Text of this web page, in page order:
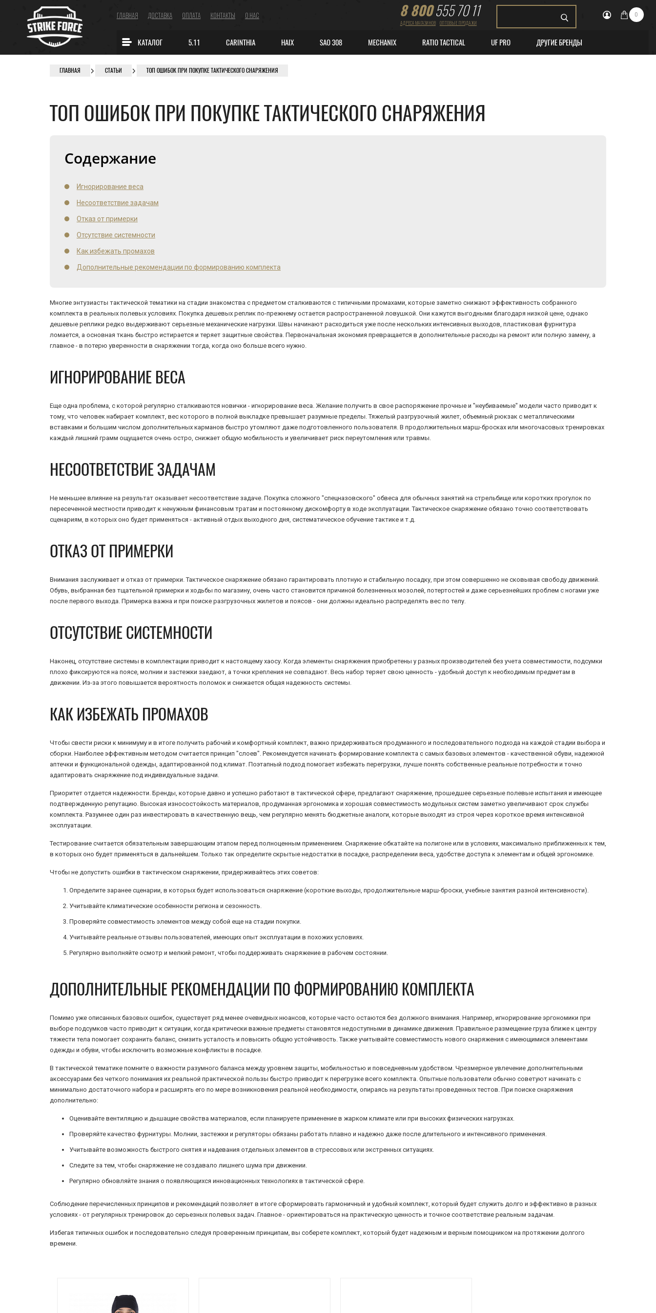
ГЛАВНАЯ ДОСТАВКА ОПЛАТА КОНТАКТЫ О НАС 8 800555 70 11
АДРЕСА МАГАЗИНОВ ОПТОВЫЕ ПРОДАЖИ
0
КАТАЛОГ 5.11 CARINTHIA HAIX SAO 308 MECHANIX RATIO TACTICAL UF PRO ДРУГИЕ БРЕНДЫ
ГЛАВНАЯ СТАТЬИ ТОП ОШИБОК ПРИ ПОКУПКЕ ТАКТИЧЕСКОГО СНАРЯЖЕНИЯ
ТОП ОШИБОК ПРИ ПОКУПКЕ ТАКТИЧЕСКОГО СНАРЯЖЕНИЯ
Содержание
Игнорирование веса
Несоответствие задачам
Отказ от примерки
Отсутствие системности
Как избежать промахов
Дополнительные рекомендации по формированию комплекта
Многие энтузиасты тактической тематики на стадии знакомства с предметом сталкиваются с типичными промахами, которые заметно снижают эффективность собранного
комплекта в реальных полевых условиях. Покупка дешевых реплик по-прежнему остается распространенной ловушкой. Они кажутся выгодными благодаря низкой цене, однако
дешевые реплики редко выдерживают серьезные механические нагрузки. Швы начинают расходиться уже после нескольких интенсивных выходов, пластиковая фурнитура
ломается, а основная ткань быстро истирается и теряет защитные свойства. Первоначальная экономия превращается в дополнительные расходы на ремонт или полную замену, а
главное - в потерю уверенности в снаряжении тогда, когда оно больше всего нужно.
ИГНОРИРОВАНИЕ ВЕСА
Еще одна проблема, с которой регулярно сталкиваются новички - игнорирование веса. Желание получить в свое распоряжение прочные и "неубиваемые" модели часто приводит к
тому, что человек набирает комплект, вес которого в полной выкладке превышает разумные пределы. Тяжелый разгрузочный жилет, объемный рюкзак с металлическими
вставками и большим числом дополнительных карманов быстро утомляют даже подготовленного пользователя. В продолжительных марш-бросках или многочасовых тренировках
каждый лишний грамм ощущается очень остро, снижает общую мобильность и увеличивает риск переутомления или травмы.
НЕСООТВЕТСТВИЕ ЗАДАЧАМ
Не меньшее влияние на результат оказывает несоответствие задаче. Покупка сложного "спецназовского" обвеса для обычных занятий на стрельбище или коротких прогулок по
пересеченной местности приводит к ненужным финансовым тратам и постоянному дискомфорту в ходе эксплуатации. Тактическое снаряжение обязано точно соответствовать
сценариям, в которых оно будет применяться - активный отдых выходного дня, систематическое обучение тактике и т.д.
ОТКАЗ ОТ ПРИМЕРКИ
Внимания заслуживает и отказ от примерки. Тактическое снаряжение обязано гарантировать плотную и стабильную посадку, при этом совершенно не сковывая свободу движений.
Обувь, выбранная без тщательной примерки и ходьбы по магазину, очень часто становится причиной болезненных мозолей, потертостей и даже серьезнейших проблем с ногами уже
после первого выхода. Примерка важна и при поиске разгрузочных жилетов и поясов - они должны идеально распределять вес по телу.
ОТСУТСТВИЕ СИСТЕМНОСТИ
Наконец, отсутствие системы в комплектации приводит к настоящему хаосу. Когда элементы снаряжения приобретены у разных производителей без учета совместимости, подсумки
плохо фиксируются на поясе, молнии и застежки заедают, а точки крепления не совпадают. Весь набор теряет свою ценность - удобный доступ к необходимым предметам в
движении. Из-за этого повышается вероятность поломок и снижается общая надежность системы.
КАК ИЗБЕЖАТЬ ПРОМАХОВ
Чтобы свести риски к минимуму и в итоге получить рабочий и комфортный комплект, важно придерживаться продуманного и последовательного подхода на каждой стадии выбора и
сборки. Наиболее эффективным методом считается принцип "слоев". Рекомендуется начинать формирование комплекта с самых базовых элементов - качественной обуви, надежной
аптечки и функциональной одежды, адаптированной под климат. Поэтапный подход помогает избежать перегрузки, лучше понять собственные реальные потребности и точно
адаптировать снаряжение под индивидуальные задачи.
Приоритет отдается надежности. Бренды, которые давно и успешно работают в тактической сфере, предлагают снаряжение, прошедшее серьезные полевые испытания и имеющее
подтвержденную репутацию. Высокая износостойкость материалов, продуманная эргономика и хорошая совместимость модульных систем заметно увеличивают срок службы
комплекта. Разумнее один раз инвестировать в качественную вещь, чем регулярно менять бюджетные аналоги, которые выходят из строя через короткое время интенсивной
эксплуатации.
Тестирование считается обязательным завершающим этапом перед полноценным применением. Снаряжение обкатайте на полигоне или в условиях, максимально приближенных к тем,
в которых оно будет применяться в дальнейшем. Только так определите скрытые недостатки в посадке, распределении веса, удобстве доступа к элементам и общей эргономике.
Чтобы не допустить ошибки в тактическом снаряжении, придерживайтесь этих советов:
Определите заранее сценарии, в которых будет использоваться снаряжение (короткие выходы, продолжительные марш-броски, учебные занятия разной интенсивности).
Учитывайте климатические особенности региона и сезонность.
Проверяйте совместимость элементов между собой еще на стадии покупки.
Учитывайте реальные отзывы пользователей, имеющих опыт эксплуатации в похожих условиях.
Регулярно выполняйте осмотр и мелкий ремонт, чтобы поддерживать снаряжение в рабочем состоянии.
ДОПОЛНИТЕЛЬНЫЕ РЕКОМЕНДАЦИИ ПО ФОРМИРОВАНИЮ КОМПЛЕКТА
Помимо уже описанных базовых ошибок, существует ряд менее очевидных нюансов, которые часто остаются без должного внимания. Например, игнорирование эргономики при
выборе подсумков часто приводит к ситуации, когда критически важные предметы становятся недоступными в динамике движения. Правильное размещение груза ближе к центру
тяжести тела помогает сохранить баланс, снизить усталость и повысить общую устойчивость. Также учитывайте совместимость нового снаряжения с имеющимися элементами
одежды и обуви, чтобы исключить возможные конфликты в посадке.
В тактической тематике помните о важности разумного баланса между уровнем защиты, мобильностью и повседневным удобством. Чрезмерное увлечение дополнительными
аксессуарами без четкого понимания их реальной практической пользы быстро приводит к перегрузке всего комплекта. Опытные пользователи обычно советуют начинать с
минимально достаточного набора и расширять его по мере возникновения реальной необходимости, опираясь на результаты проведенных тестов. При поиске снаряжения
дополнительно:
Оценивайте вентиляцию и дышащие свойства материалов, если планируете применение в жарком климате или при высоких физических нагрузках.
Проверяйте качество фурнитуры. Молнии, застежки и регуляторы обязаны работать плавно и надежно даже после длительного и интенсивного применения.
Учитывайте возможность быстрого снятия и надевания отдельных элементов в стрессовых или экстренных ситуациях.
Следите за тем, чтобы снаряжение не создавало лишнего шума при движении.
Регулярно обновляйте знания о появляющихся инновационных технологиях в тактической сфере.
Соблюдение перечисленных принципов и рекомендаций позволяет в итоге сформировать гармоничный и удобный комплект, который будет служить долго и эффективно в разных
условиях - от регулярных тренировок до серьезных полевых задач. Главное - ориентироваться на практическую ценность и точное соответствие реальным задачам.
Избегая типичных ошибок и последовательно следуя проверенным принципам, вы соберете комплект, который будет надежным и верным помощником на протяжении долгого
времени.